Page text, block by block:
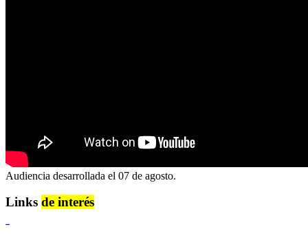
Audiencia desarrollada el 07 de agosto.
Links de interés